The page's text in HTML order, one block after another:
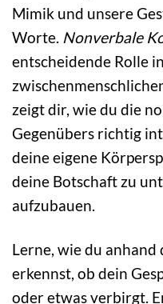
Mimik und unsere
Worte. Nonverbale
entscheidende Rolle
zeigt dir, wie du die
Gegenübers richtig
deine eigene
deine Botschaft zu
aufzubauen.
Lerne, wie du
erkennst, ob dein
oder etwas verbirgt.